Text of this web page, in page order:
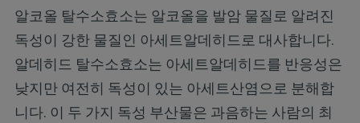
알코올 탈수소효소는 알코올을 발암 물질로 알려진
독성이 강한 물질인 아세트알데히드로 대사합니다.
알데히드 탈수소효소는 아세트알데히드를 반응성은
낮지만 여전히 독성이 있는 아세트산염으로 분해합
니다. 이 두 가지 독성 부산물은 과음하는 사람의 최